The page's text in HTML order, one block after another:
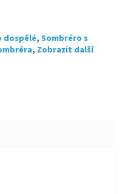
dospělé, Sombréro s
, Zobrazit další
z 5 hvězdiček.